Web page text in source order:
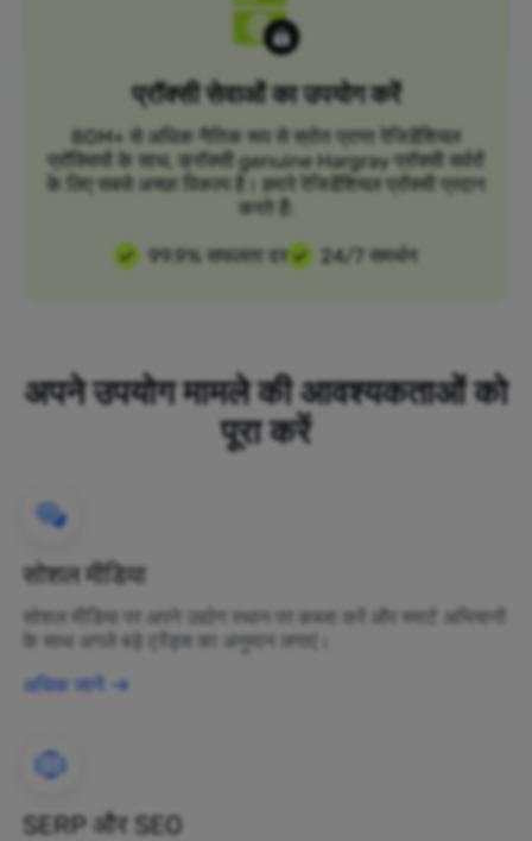
प्रॉक्सी सेवाओं का उपयोग करें
80M+ से अधिक नैतिक रूप से स्रोत प्राप्त रेजिडेंशियल
प्रॉक्सियों के साथ, क्रॉक्सी genuine Hargray प्रॉक्सी सर्वरों
के लिए सबसे अच्छा विकल्प है। हमारे रेजिडेंशियल प्रॉक्सी प्रदान
करते हैं:
99.9% सफलता दर
24/7 समर्थन
अपने उपयोग मामले की आवश्यकताओं को
पूरा करें
सोशल मीडिया
सोशल मीडिया पर अपने उद्योग स्थान पर कब्जा करें और स्मार्ट अभियानों
के साथ अगले बड़े ट्रेंड्स का अनुमान लगाएं।
अधिक जानें
SERP और SEO